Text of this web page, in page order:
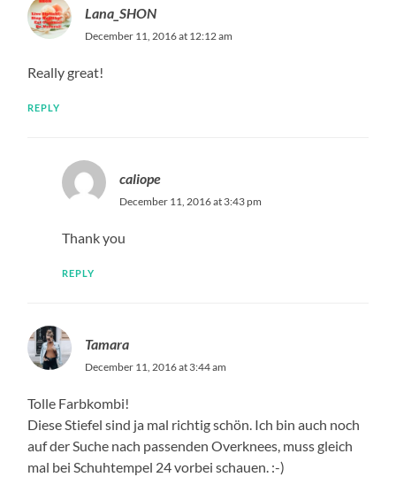
Lana_SHON
December 11, 2016 at 12:12 am
Really great!
REPLY
caliope
December 11, 2016 at 3:43 pm
Thank you
REPLY
Tamara
December 11, 2016 at 3:44 am
Tolle Farbkombi!
Diese Stiefel sind ja mal richtig schön. Ich bin auch noch
auf der Suche nach passenden Overknees, muss gleich
mal bei Schuhtempel 24 vorbei schauen. :-)